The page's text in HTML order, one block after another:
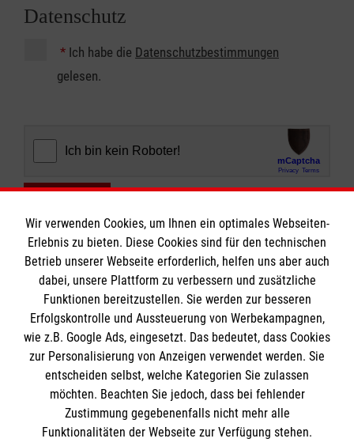
Datenschutz
* Ich habe die Datenschutzbestimmungen
gelesen.
Informationen
Impressum
Datenschutz
Barrierefreiheit
Die Malteser
Wir verwenden Cookies, um Ihnen ein optimales Webseiten-
Erlebnis zu bieten. Diese Cookies sind für den technischen
Betrieb unserer Webseite erforderlich, helfen uns aber auch
dabei, unsere Plattform zu verbessern und zusätzliche
Funktionen bereitzustellen. Sie werden zur besseren
Erfolgskontrolle und Aussteuerung von Werbekampagnen,
wie z.B. Google Ads, eingesetzt. Das bedeutet, dass Cookies
zur Personalisierung von Anzeigen verwendet werden. Sie
entscheiden selbst, welche Kategorien Sie zulassen
möchten. Beachten Sie jedoch, dass bei fehlender
Zustimmung gegebenenfalls nicht mehr alle
Funktionalitäten der Webseite zur Verfügung stehen.